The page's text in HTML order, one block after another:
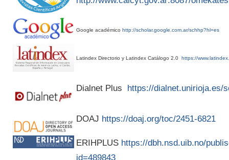
Google académico http://scholar.google.com.ar/schhp?hl=es
Latindex Directorio y Latindex Catálogo 2.0 https://
Dialnet Plus https://dialnet.unirioja.es/
DOAJ https://doaj.org/toc/2451-6821
ERIHPLUS https://dbh.nsd.uib.no/
id=489843